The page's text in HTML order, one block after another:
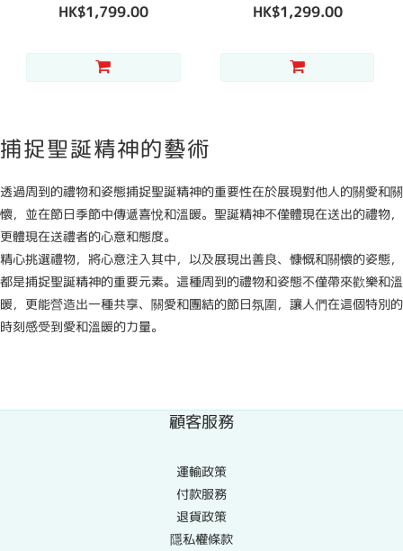
HK$1,799.00 HK$1,299.00
捕捉聖誕精神的藝術
透過周到的禮物和姿態捕捉聖誕精神的重要性在於展現對他人的關愛和關
懷，並在節日季節中傳遞喜悅和溫暖。聖誕精神不僅體現在送出的禮物，
更體現在送禮者的心意和態度。
精心挑選禮物，將心意注入其中，以及展現出善良、慷慨和關懷的姿態，
都是捕捉聖誕精神的重要元素。這種周到的禮物和姿態不僅帶來歡樂和溫
暖，更能營造出一種共享、關愛和團結的節日氛圍，讓人們在這個特別的
時刻感受到愛和溫暖的力量。
顧客服務
運輸政策
付款服務
退貨政策
隱私權條款